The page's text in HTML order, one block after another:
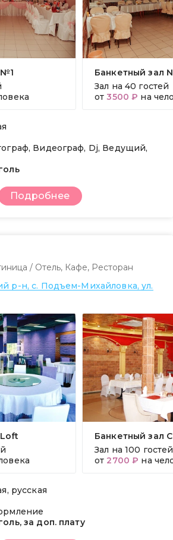
Банкетный зал
Зал на 40 гостей
от3500 ₽ на
Видеограф, Dj, Ведущий,
Подробнее
/ Отель, Кафе, Ресторан
р-н, с. Подъем-Михайловка, ул.
Банкетный зал
Зал на 100 гостей
от 2700 ₽ на
русская
за доп. плату